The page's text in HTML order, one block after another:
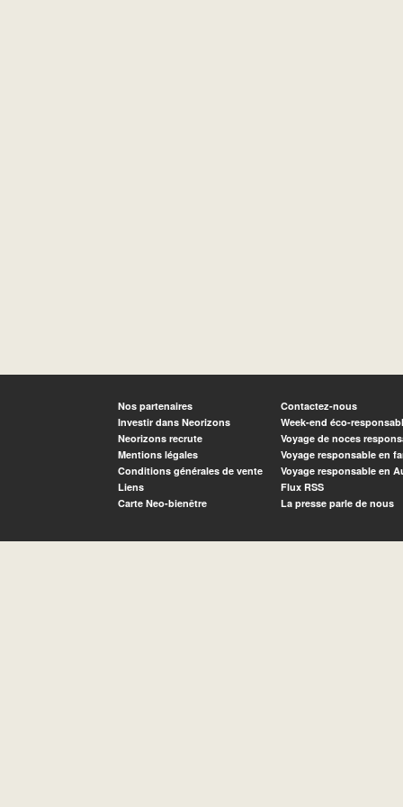
Nos partenaires
Investir dans Neorizons
Neorizons recrute
Mentions légales
Conditions générales de vente
Liens
Carte Neo-bienêtre
Contactez-nous
Week-end éco-
Voyage de noces
Voyage responsable en
Voyage responsable en
Flux RSS
La presse parle de nous